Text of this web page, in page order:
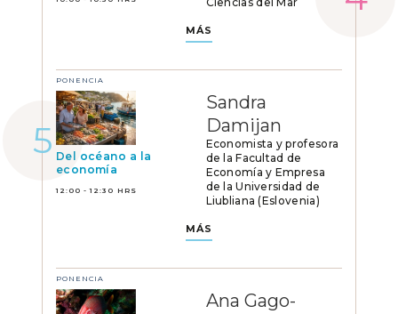
MÁS
PONENCIA
Del océano a la
economía
12:00 - 12:30 HRS
Sandra
Damijan
Economista y profesora
de la Facultad de
Economía y Empresa
de la Universidad de
Liubliana (Eslovenia)
MÁS
PONENCIA
Ana Gago-